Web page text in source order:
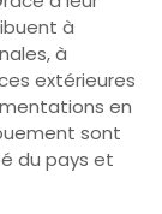
à
à
extérieures
en
sont
du pays et